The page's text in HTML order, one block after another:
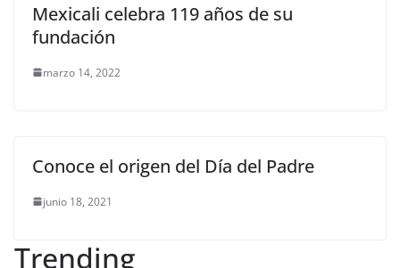
Mexicali celebra 119 años de su
fundación
marzo 14, 2022
Conoce el origen del Día del Padre
junio 18, 2021
Trending